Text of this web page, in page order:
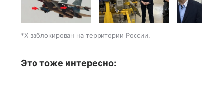
*X заблокирован на территории России.
Это тоже интересно: